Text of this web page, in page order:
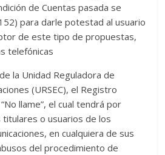
de Cuentas pasada se
para darle potestad al usuario
de este tipo de propuestas,
telefónicas
la Unidad Reguladora de
(URSEC), el Registro
llame”, el cual tendrá por
o usuarios de los
en cualquiera de sus
del procedimiento de